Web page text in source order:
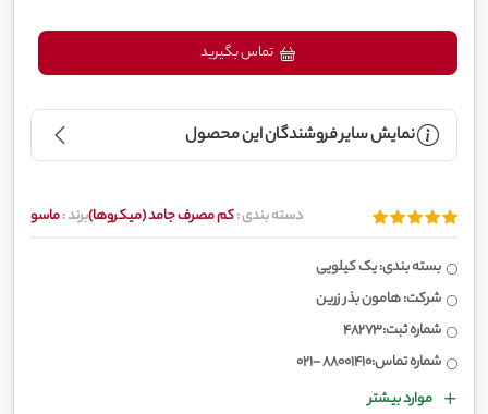
نمایش سایر فروشندگان این محصول
دسته بندی :کم مصرف جامد (میکروها)برند :ماسو
بسته بندی: یک کیلویی
شرکت: هامون بذر زرین
شماره ثبت:48273
شماره تماس:88001410 -021
موارد بیشتر